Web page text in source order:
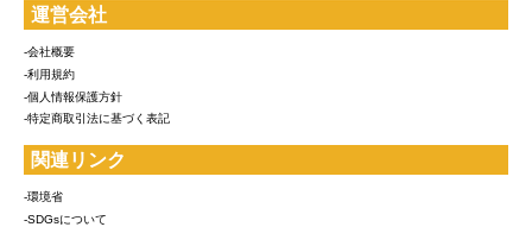
運営会社
-会社概要
-利用規約
-個人情報保護方針
-特定商取引法に基づく表記
関連リンク
-環境省
-SDGsについて